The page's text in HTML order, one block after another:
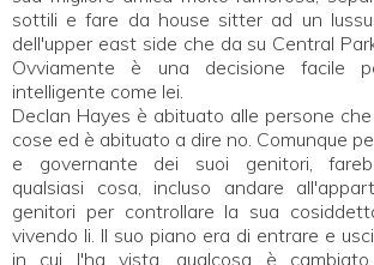
sottili e fare da house sitter ad un
dell'upper east side che da su Central
Ovviamente è una decisione facile
intelligente come lei.
Declan Hayes è abituato alle persone
cose ed è abituato a dire no. Comunque
e governante dei suoi genitori,
qualsiasi cosa, incluso andare
genitori per controllare la sua
vivendo li. Il suo piano era di entrare e
in cui l'ha vista, qualcosa è